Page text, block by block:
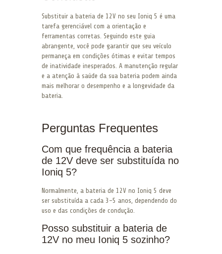
Substituir a bateria de 12V no seu Ioniq 5 é uma
tarefa gerenciável com a orientação e
ferramentas corretas. Seguindo este guia
abrangente, você pode garantir que seu veículo
permaneça em condições ótimas e evitar tempos
de inatividade inesperados. A manutenção regular
e a atenção à saúde da sua bateria podem ainda
mais melhorar o desempenho e a longevidade da
bateria.
Perguntas Frequentes
Com que frequência a bateria
de 12V deve ser substituída no
Ioniq 5?
Normalmente, a bateria de 12V no Ioniq 5 deve
ser substituída a cada 3-5 anos, dependendo do
uso e das condições de condução.
Posso substituir a bateria de
12V no meu Ioniq 5 sozinho?